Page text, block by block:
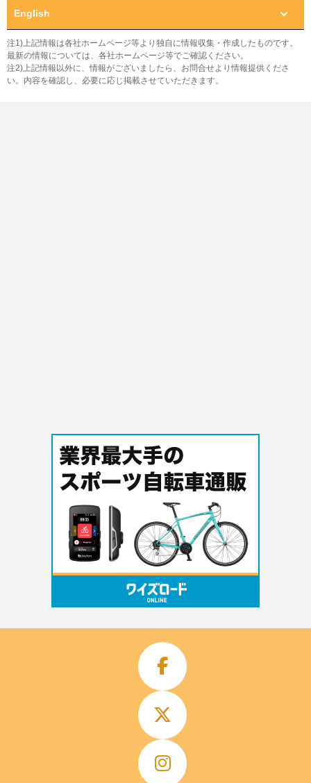
English
注1)上記情報は各社ホームページ等より独自に情報収集・作成したものです。
最新の情報については、各社ホームページ等でご確認ください。
注2)上記情報以外に、情報がございましたら、お問合せより情報提供くださ
い。内容を確認し、必要に応じ掲載させていただきます。